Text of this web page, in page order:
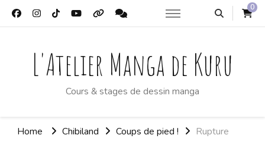
0
L'Atelier Manga de Kuru
Cours & stages de dessin manga
Home Chibiland Coups de pied ! Rupture